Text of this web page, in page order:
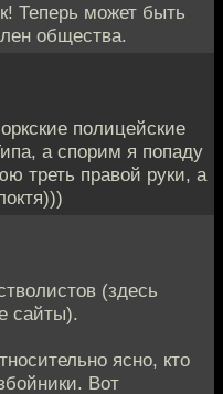
Теперь может быть
общества.
полицейские
а спорим я попаду
треть правой руки, а
(здесь
сайты).
ясно, кто
Вот